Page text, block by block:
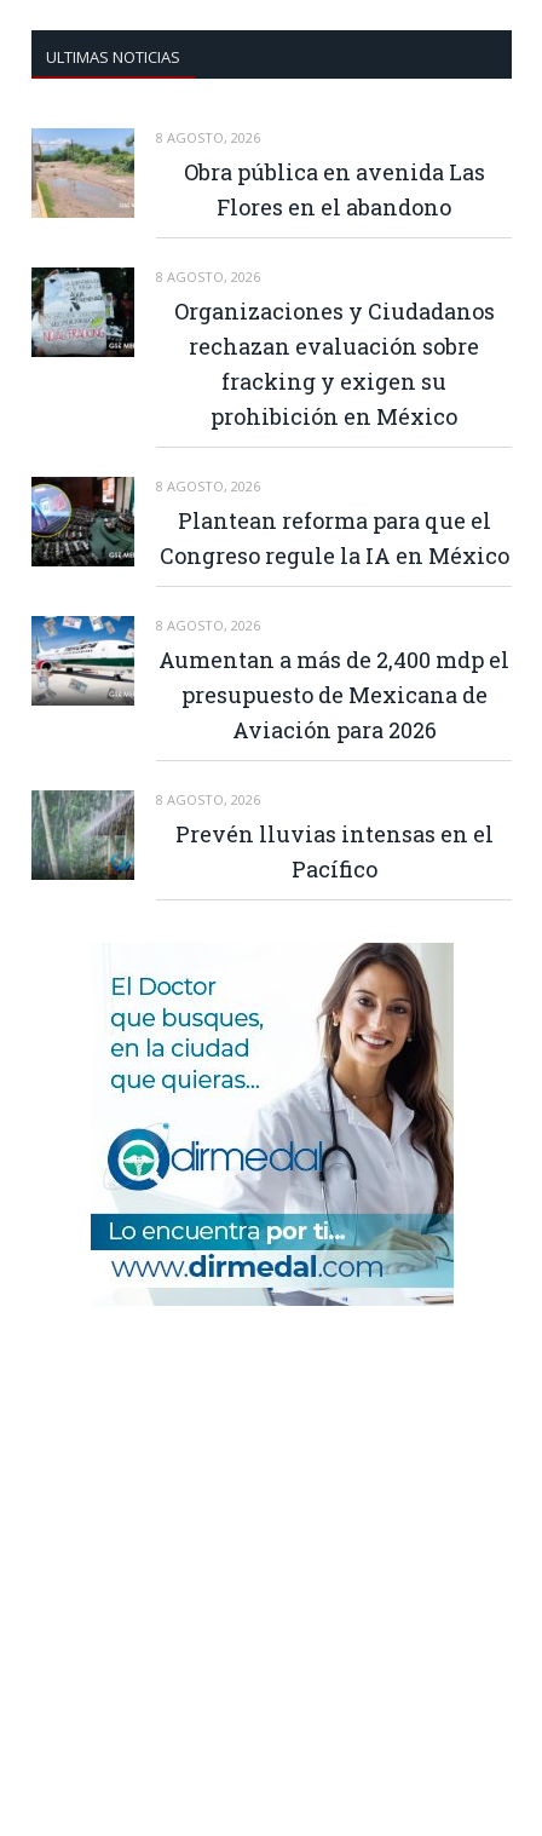
ULTIMAS NOTICIAS
8 AGOSTO, 2026
Obra pública en avenida Las
Flores en el abandono
8 AGOSTO, 2026
Organizaciones y Ciudadanos
rechazan evaluación sobre
fracking y exigen su
prohibición en México
8 AGOSTO, 2026
Plantean reforma para que el
Congreso regule la IA en México
8 AGOSTO, 2026
Aumentan a más de 2,400 mdp el
presupuesto de Mexicana de
Aviación para 2026
8 AGOSTO, 2026
Prevén lluvias intensas en el
Pacífico